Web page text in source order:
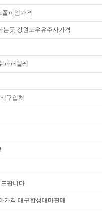
피뎀가격
곳 강원도우유주사가격
파퍼텔레
구입처
팝니다
가격 대구합성대마판매